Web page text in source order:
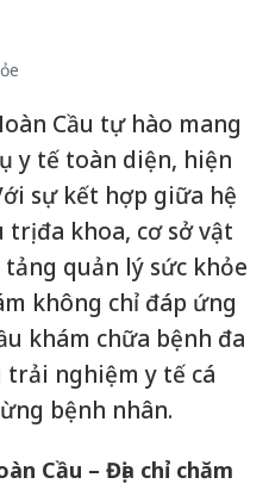
Cầu tự hào mang
y tế toàn diện, hiện
sự kết hợp giữa hệ
đa khoa, cơ sở vật
quản lý sức khỏe
không chỉ đáp ứng
khám chữa bệnh đa
nghiệm y tế cá
bệnh nhân.
Cầu – Địa chỉ chăm